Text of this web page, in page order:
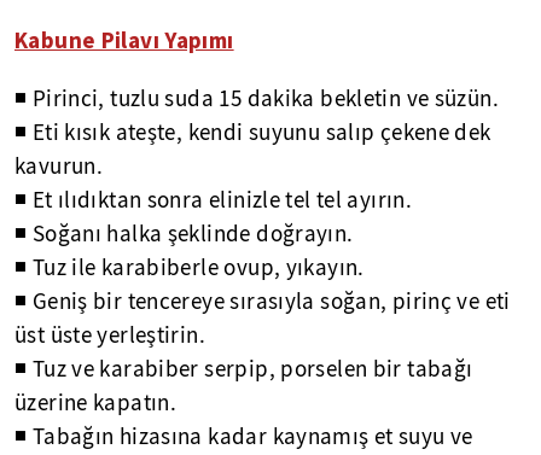
Kabune Pilavı Yapımı
◾ Pirinci, tuzlu suda 15 dakika bekletin ve süzün.
◾ Eti kısık ateşte, kendi suyunu salıp çekene dek
kavurun.
◾ Et ılıdıktan sonra elinizle tel tel ayırın.
◾ Soğanı halka şeklinde doğrayın.
◾ Tuz ile karabiberle ovup, yıkayın.
◾ Geniş bir tencereye sırasıyla soğan, pirinç ve eti
üst üste yerleştirin.
◾ Tuz ve karabiber serpip, porselen bir tabağı
üzerine kapatın.
◾ Tabağın hizasına kadar kaynamış et suyu ve